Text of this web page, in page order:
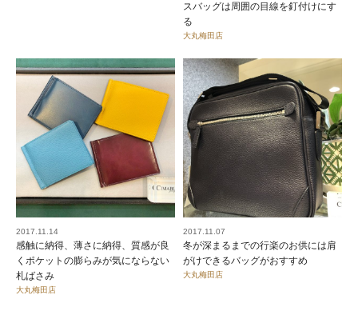
スバッグは周囲の目線を釘付けにす
る
大丸梅田店
2017.11.14
感触に納得、薄さに納得、質感が良
くポケットの膨らみが気にならない
札ばさみ
大丸梅田店
2017.11.07
冬が深まるまでの行楽のお供には肩
がけできるバッグがおすすめ
大丸梅田店